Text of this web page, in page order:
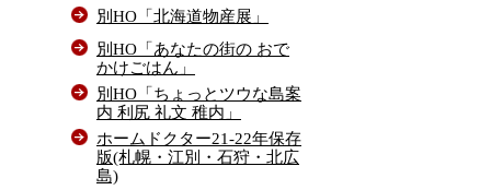
別HO「北海道物産展」
別HO「あなたの街の おで
かけごはん」
別HO「ちょっとツウな島案
内 利尻 礼文 稚内」
ホームドクター21-22年保存
版(札幌・江別・石狩・北広
島)